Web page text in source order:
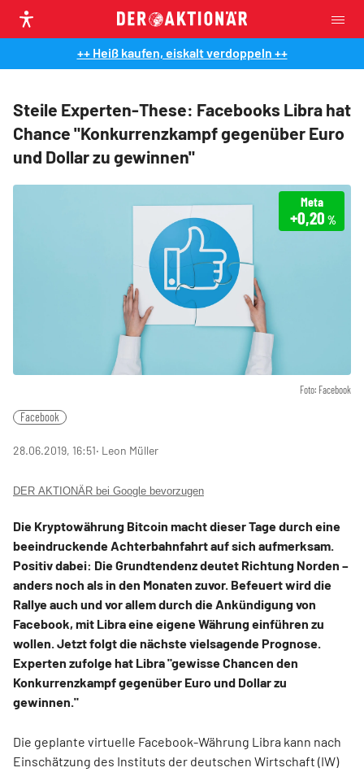
++ Heiß kaufen, eiskalt verdoppeln ++
Steile Experten-These: Facebooks Libra hat
Chance "Konkurrenzkampf gegenüber Euro
und Dollar zu gewinnen"
Foto: Facebook
Meta
+0,20 %
Facebook
28.06.2019, 16:51‧ Leon Müller
DER AKTIONÄR bei Google bevorzugen
Die Kryptowährung Bitcoin macht dieser Tage durch eine
beeindruckende Achterbahnfahrt auf sich aufmerksam.
Positiv dabei: Die Grundtendenz deutet Richtung Norden –
anders noch als in den Monaten zuvor. Befeuert wird die
Rallye auch und vor allem durch die Ankündigung von
Facebook, mit Libra eine eigene Währung einführen zu
wollen. Jetzt folgt die nächste vielsagende Prognose.
Experten zufolge hat Libra "gewisse Chancen den
Konkurrenzkampf gegenüber Euro und Dollar zu
gewinnen."
Die geplante virtuelle Facebook-Währung Libra kann nach
Einschätzung des Instituts der deutschen Wirtschaft (IW)